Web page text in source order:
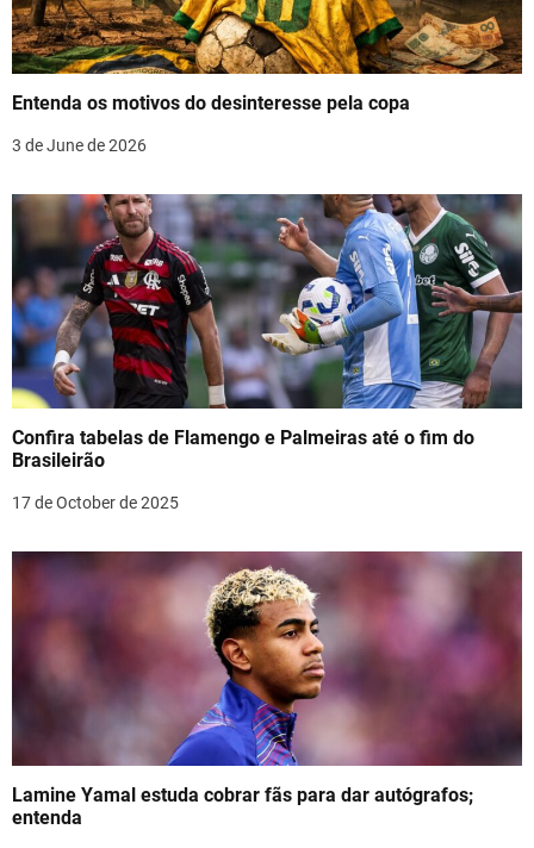
a
t
n
Entenda os motivos do desinteresse pela copa
3 de June de 2026
Confira tabelas de Flamengo e Palmeiras até o fim do
Brasileirão
17 de October de 2025
Lamine Yamal estuda cobrar fãs para dar autógrafos;
entenda